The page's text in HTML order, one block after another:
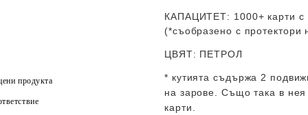
КАПАЦИТЕТ: 1000+ карти
(*съобразено с протектори
ЦВЯТ: ПЕТРОЛ
* кутията съдържа 2
на зарове. Също така в
карти.
продукта